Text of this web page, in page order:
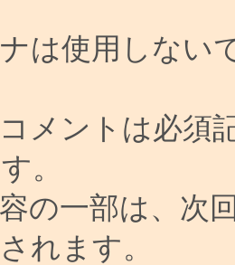
は使用しない
メントは必須
。
の一部は、次
れます。